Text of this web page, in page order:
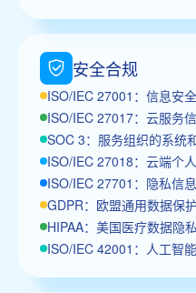
安全合规
ISO/IEC 27001：信息安
ISO/IEC 27017：云服务
SOC 3：服务组织的系统
ISO/IEC 27018：云端个
ISO/IEC 27701：隐私信
GDPR：欧盟通用数据保
HIPAA：美国医疗数据隐
ISO/IEC 42001：人工智